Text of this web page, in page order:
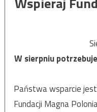
W sierpniu
Państwa wsparcie
Fundacji Magna